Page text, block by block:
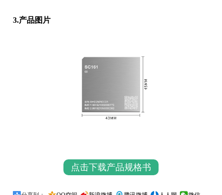
3.产品图片
点击下载产品规格书